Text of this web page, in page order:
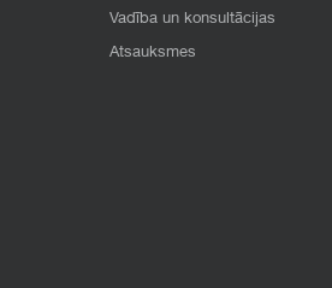
Vadība un konsultācijas
Atsauksmes